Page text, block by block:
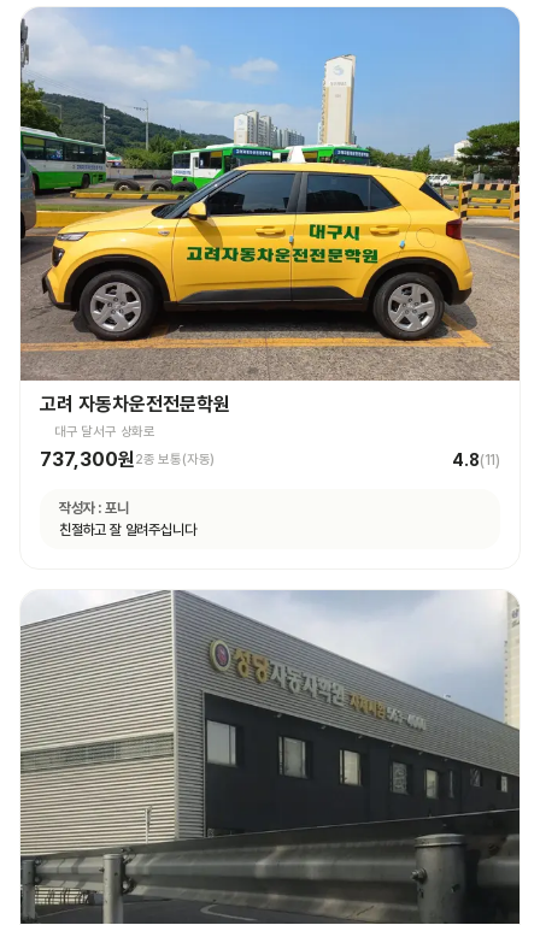
고려 자동차운전전문학원
대구 달서구 상화로
737,300원2종 보통(자동) 4.8(11)
작성자 : 포니
친절하고 잘 알려주십니다